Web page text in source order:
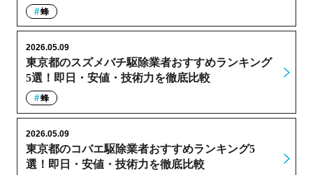
蜂
東京都のスズメバチ駆除業者おすすめランキング
5選！即日・安値・技術力を徹底比較
2026.05.09
蜂
東京都のコバエ駆除業者おすすめランキング5
選！即日・安値・技術力を徹底比較
2026.05.09